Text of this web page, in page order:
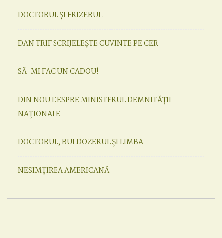
DOCTORUL ȘI FRIZERUL
DAN TRIF SCRIJELEȘTE CUVINTE PE CER
SĂ-MI FAC UN CADOU!
DIN NOU DESPRE MINISTERUL DEMNITĂȚII
NAȚIONALE
DOCTORUL, BULDOZERUL ȘI LIMBA
NESIMȚIREA AMERICANĂ